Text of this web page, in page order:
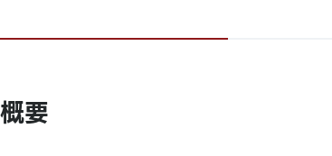
概要